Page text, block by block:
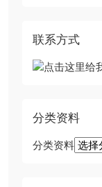
联系方式
分类资料
分类资料